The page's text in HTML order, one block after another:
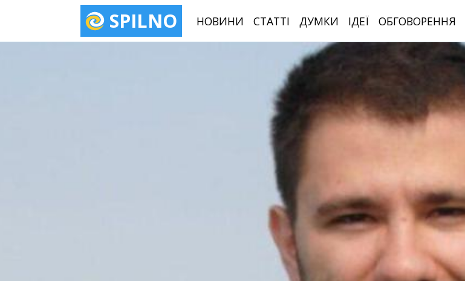
SPILNO НОВИНИ СТАТТІ ДУМКИ ІДЕЇ ОБГОВОРЕННЯ